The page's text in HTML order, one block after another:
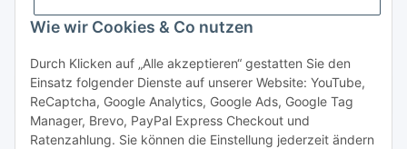
Wie wir Cookies & Co nutzen
Durch Klicken auf „Alle akzeptieren“ gestatten Sie den
Einsatz folgender Dienste auf unserer Website: YouTube,
ReCaptcha, Google Analytics, Google Ads, Google Tag
Manager, Brevo, PayPal Express Checkout und
Ratenzahlung. Sie können die Einstellung jederzeit ändern
Rechtliches
Vertrag widerrufen